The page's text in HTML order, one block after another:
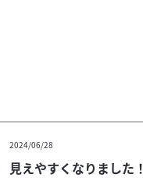
2024/06/28
見えやすくなりました！